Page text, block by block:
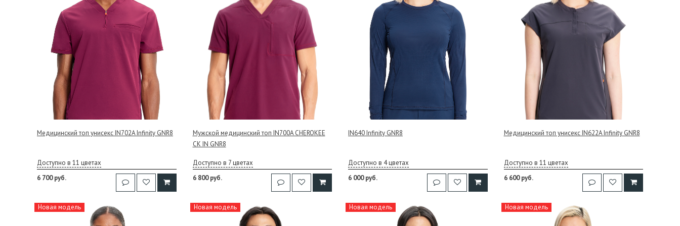
Медицинский топ унисекс IN702A Infinity GNR8
Доступно в 11 цветах
6 700 руб.
Мужской медицинский топ IN700A CHEROKEE
CK IN GNR8
Доступно в 7 цветах
6 800 руб.
IN640 Infinity GNR8
Доступно в 4 цветах
6 000 руб.
Медицинский топ унисекс IN622A Infinity GNR8
Доступно в 11 цветах
6 600 руб.
Новая модель Новая модель Новая модель Новая модель